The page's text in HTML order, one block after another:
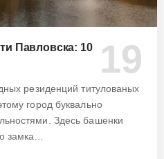
Павловска: 10
резиденций титулованых
город буквально
Здесь башенки
замка…